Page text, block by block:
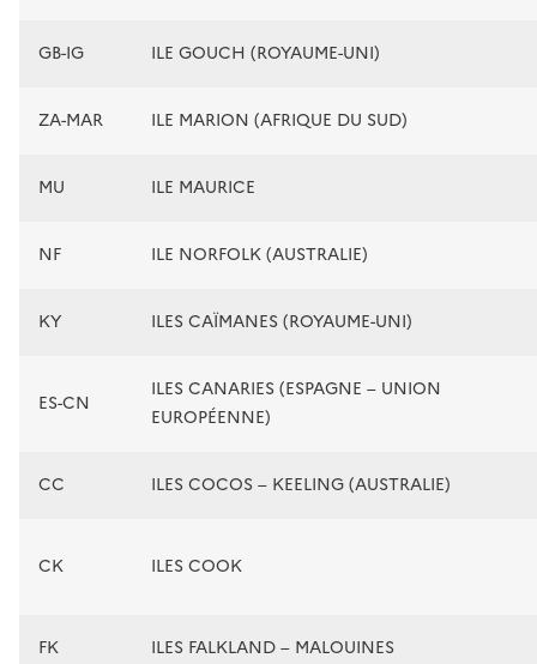
GB-IG ILE GOUCH (ROYAUME-UNI)
ZA-MAR ILE MARION (AFRIQUE DU SUD)
MU ILE MAURICE
NF ILE NORFOLK (AUSTRALIE)
KY ILES CAÏMANES (ROYAUME-UNI)
ES-CN
ILES CANARIES (ESPAGNE – UNION
EUROPÉENNE)
CC ILES COCOS – KEELING (AUSTRALIE)
CK ILES COOK
FK ILES FALKLAND – MALOUINES